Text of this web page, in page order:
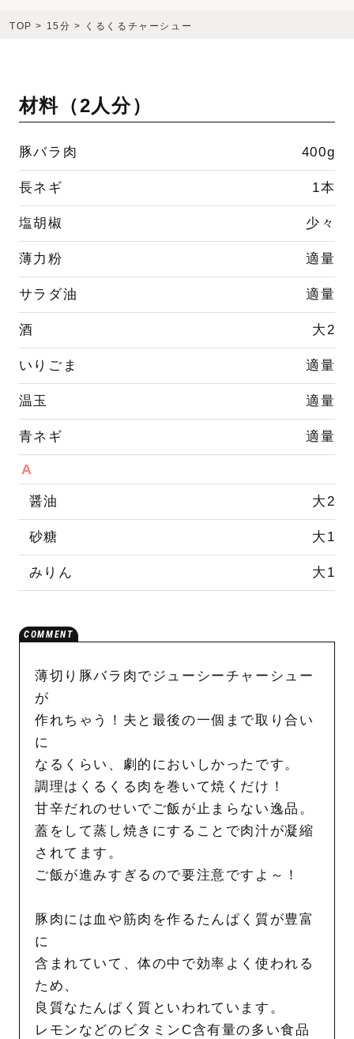
TOP > 15分 > くるくるチャーシュー
材料（2人分）
豚バラ肉 400g
長ネギ 1本
塩胡椒 少々
薄力粉 適量
サラダ油 適量
酒 大2
いりごま 適量
温玉 適量
青ネギ 適量
A
醤油 大2
砂糖 大1
みりん 大1
薄切り豚バラ肉でジューシーチャーシュー
が
作れちゃう！夫と最後の一個まで取り合い
に
なるくらい、劇的においしかったです。
調理はくるくる肉を巻いて焼くだけ！
甘辛だれのせいでご飯が止まらない逸品。
蓋をして蒸し焼きにすることで肉汁が凝縮
されてます。
ご飯が進みすぎるので要注意ですよ～！
豚肉には血や筋肉を作るたんぱく質が豊富
に
含まれていて、体の中で効率よく使われる
ため、
良質なたんぱく質といわれています。
レモンなどのビタミンC含有量の多い食品